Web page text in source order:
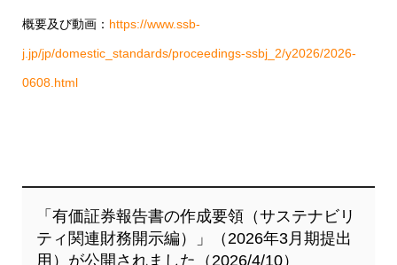
概要及び動画： https://www.ssb-
j.jp/jp/domestic_standards/proceedings-ssbj_2/y2026/2026-
0608.html
「有価証券報告書の作成要領（サステナビリ
ティ関連財務開示編）」（2026年3月期提出
用）が公開されました（2026/4/10）